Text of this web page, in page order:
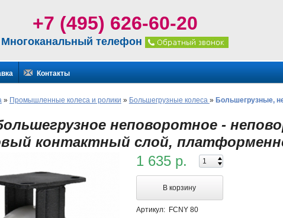
+7 (495) 626-60-20
Многоканальный телефон
Контакты
» Промышленные колеса и ролики » Большегрузные колеса » Большегрузные,
неповоротное -
контактный слой,
1 635 р.
В корзину
Артикул: FCNY 80